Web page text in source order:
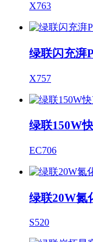
X763
绿联闪充湃
X757
绿联150W
EC706
绿联20W氮
S520